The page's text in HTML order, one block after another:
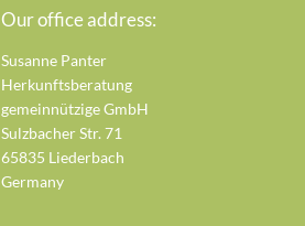
Our office address:
Susanne Panter
Herkunftsberatung
gemeinnützige GmbH
Sulzbacher Str. 71
65835 Liederbach
Germany